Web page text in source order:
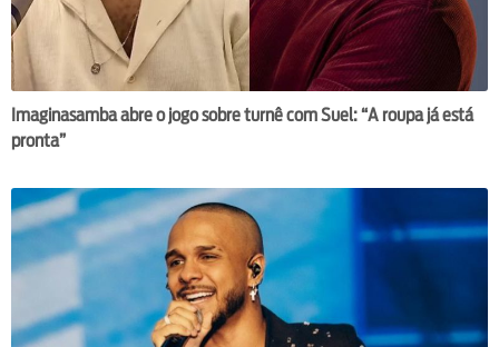
Imaginasamba abre o jogo sobre turnê com Suel: “A roupa já está
pronta”